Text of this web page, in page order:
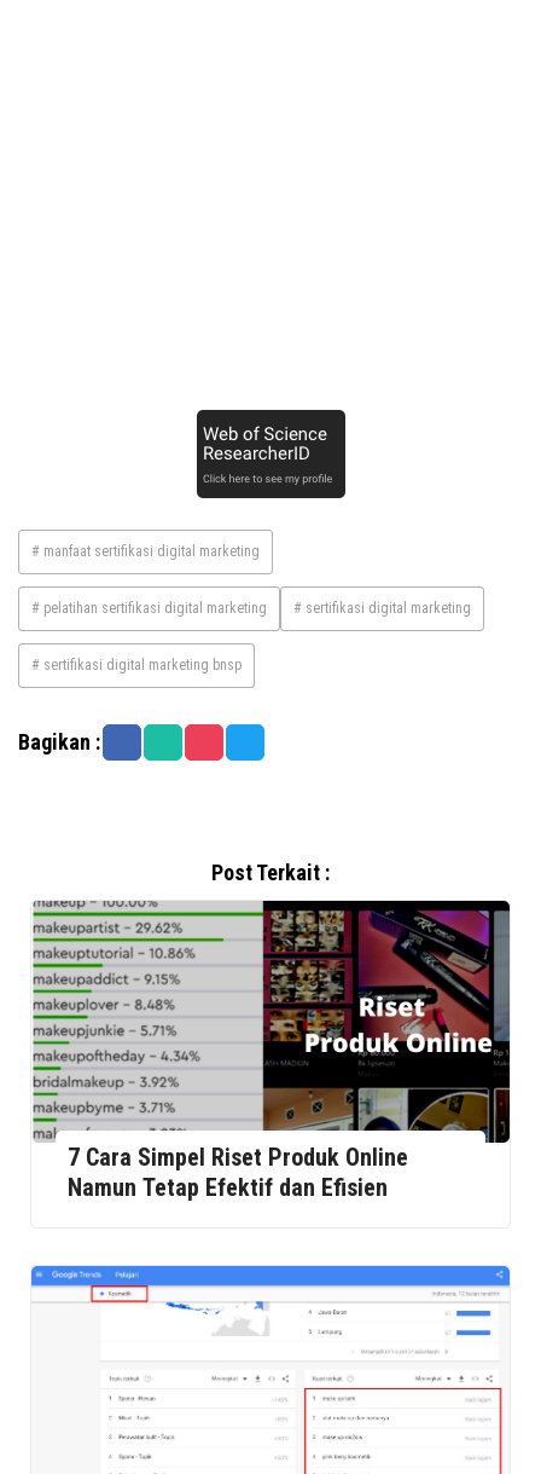
# manfaat sertifikasi digital marketing
# pelatihan sertifikasi digital marketing # sertifikasi digital marketing
# sertifikasi digital marketing bnsp
Bagikan :
Post Terkait :
7 Cara Simpel Riset Produk Online
Namun Tetap Efektif dan Efisien